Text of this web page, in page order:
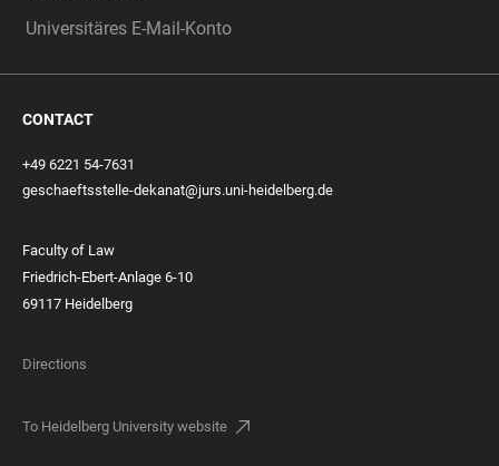
Universitäres E-Mail-Konto
CONTACT
+49 6221 54-7631
geschaeftsstelle-dekanat@jurs.uni-heidelberg.de
Faculty of Law
Friedrich-Ebert-Anlage 6-10
69117 Heidelberg
Directions
To Heidelberg University website